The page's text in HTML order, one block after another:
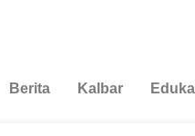
Berita Kalbar